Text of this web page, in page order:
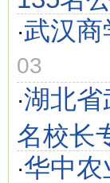
·武汉
03
·湖北省
名校长
·华中农